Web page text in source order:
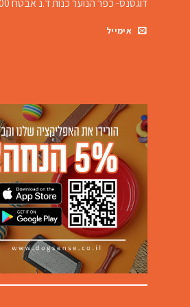
דוגסנס- כפר הנוער כנותד.נ אבטח 7982500
אימייל